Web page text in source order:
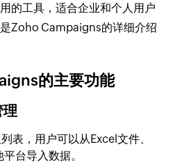
的工具，适合企业和个人用户
Zoho Campaigns的详细介绍
的主要功能
理
表，用户可以从Excel文件、
台导入数据。